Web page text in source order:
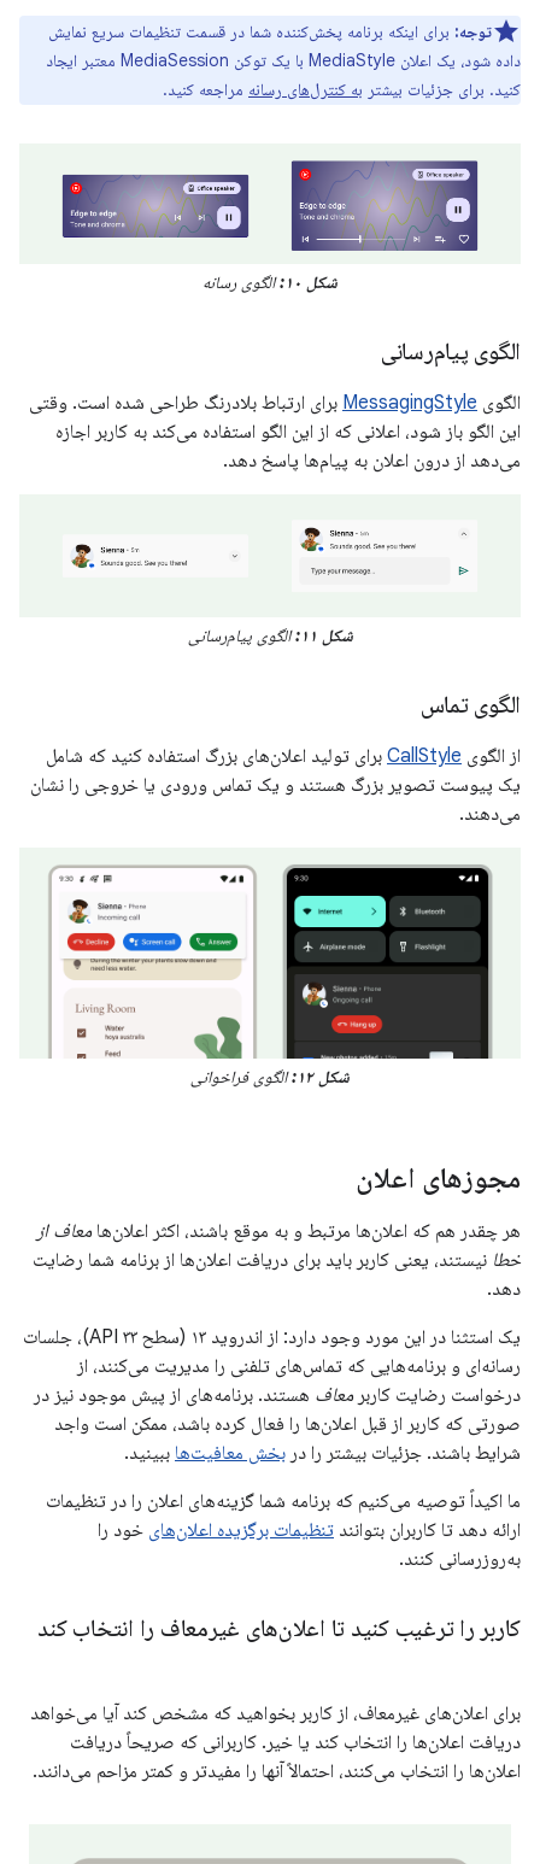
توجه: برای اینکه برنامه پخش‌کننده شما در قسمت تنظیمات سریع نمایش
داده شود، یک اعلان MediaStyle با یک توکن MediaSession معتبر ایجاد
کنید. برای جزئیات بیشتر به کنترل‌های رسانه مراجعه کنید.
شکل ۱۰: الگوی رسانه
الگوی پیام‌رسانی
الگوی MessagingStyle برای ارتباط بلادرنگ طراحی شده است. وقتی
این الگو باز شود، اعلانی که از این الگو استفاده می‌کند به کاربر اجازه
می‌دهد از درون اعلان به پیام‌ها پاسخ دهد.
شکل ۱۱: الگوی پیام‌رسانی
الگوی تماس
از الگوی CallStyle برای تولید اعلان‌های بزرگ استفاده کنید که شامل
یک پیوست تصویر بزرگ هستند و یک تماس ورودی یا خروجی را نشان
می‌دهند.
شکل ۱۲: الگوی فراخوانی
مجوزهای اعلان
هر چقدر هم که اعلان‌ها مرتبط و به موقع باشند، اکثر اعلان‌ها معاف از
خطا نیستند، یعنی کاربر باید برای دریافت اعلان‌ها از برنامه شما رضایت
دهد.
یک استثنا در این مورد وجود دارد: از اندروید ۱۳ (سطح API ۳۳)، جلسات
رسانه‌ای و برنامه‌هایی که تماس‌های تلفنی را مدیریت می‌کنند، از
درخواست رضایت کاربر معاف هستند. برنامه‌های از پیش موجود نیز در
صورتی که کاربر از قبل اعلان‌ها را فعال کرده باشد، ممکن است واجد
شرایط باشند. جزئیات بیشتر را در بخش معافیت‌ها ببینید.
ما اکیداً توصیه می‌کنیم که برنامه شما گزینه‌های اعلان را در تنظیمات
ارائه دهد تا کاربران بتوانند تنظیمات برگزیده اعلان‌های خود را
به‌روزرسانی کنند.
کاربر را ترغیب کنید تا اعلان‌های غیرمعاف را انتخاب کند
برای اعلان‌های غیرمعاف، از کاربر بخواهید که مشخص کند آیا می‌خواهد
دریافت اعلان‌ها را انتخاب کند یا خیر. کاربرانی که صریحاً دریافت
اعلان‌ها را انتخاب می‌کنند، احتمالاً آنها را مفیدتر و کمتر مزاحم می‌دانند.